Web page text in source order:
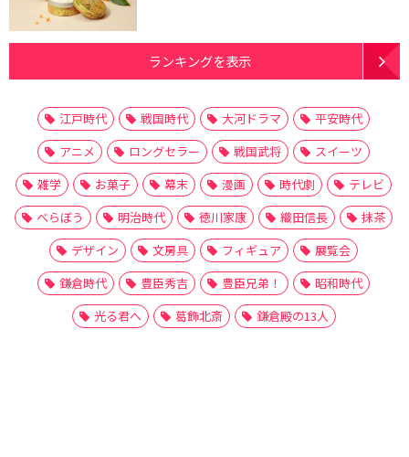
ランキングを表示
江戸時代 戦国時代 大河ドラマ
平安時代
アニメ
ロングセラー 戦国武将
スイーツ
雑学
お菓子 幕末 漫画 時代劇
テレビ
べらぼう
明治時代 徳川家康 織田信長
抹茶
デザイン
文房具 フィギュア
展覧会
鎌倉時代
豊臣秀吉 豊臣兄弟！
昭和時代
光る君へ
葛飾北斎 鎌倉殿の13人